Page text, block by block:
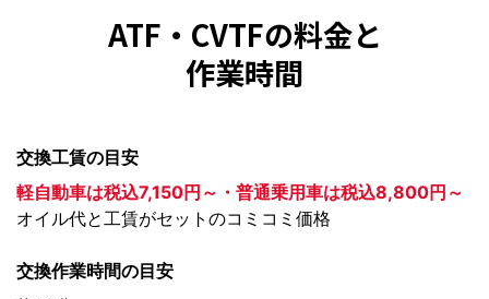
ATF・CVTFの料金と
作業時間
交換工賃の目安
軽自動車は税込7,150円～・普通乗用車は税込8,800円～
オイル代と工賃がセットのコミコミ価格
交換作業時間の目安